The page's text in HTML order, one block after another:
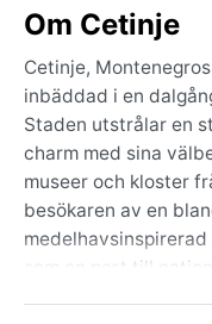
Om Cetinje
Cetinje,
inbäddad i en
Staden utstrålar en
charm med sina
museer och kloster
besökaren av en
som en port till